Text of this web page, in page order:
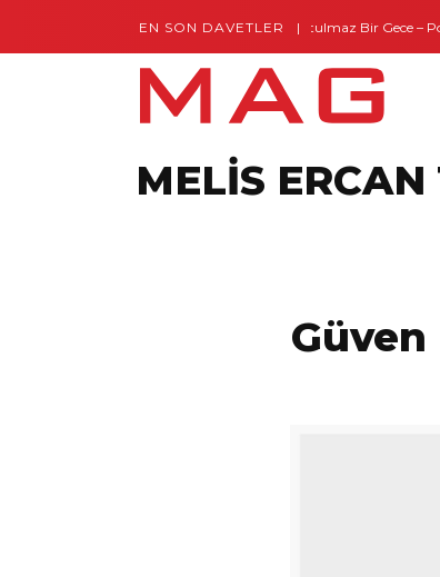
EN SON DAVETLER
Gaziantep’te Unutulmaz Bir Gece –
MELİS ERCAN
Güven